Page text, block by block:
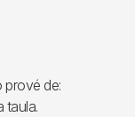
prové de:
taula.